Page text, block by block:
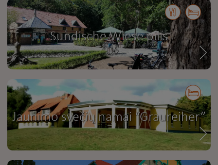
Sundische Wiese pilis
Jaunimo svečių namai “Graureiher”